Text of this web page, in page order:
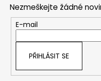
Nezmeškejte žádné
E-mail
PŘIHLÁSIT SE